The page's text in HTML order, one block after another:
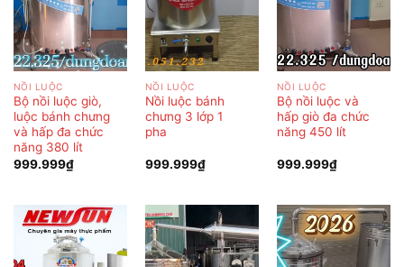
NỒI LUỘC
Bộ nồi luộc giò,
luộc bánh chưng
và hấp đa chức
năng 380 lít
999.999₫
NỒI LUỘC
Nồi luộc bánh
chưng 3 lớp 1
pha
999.999₫
NỒI LUỘC
Bộ nồi luộc và
hấp giò đa chức
năng 450 lít
999.999₫